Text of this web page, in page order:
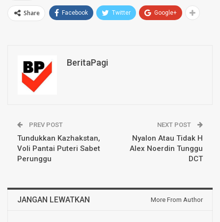
Share Facebook Twitter Google+
BeritaPagi
PREV POST
Tundukkan Kazhakstan,
Voli Pantai Puteri Sabet
Perunggu
NEXT POST
Nyalon Atau Tidak H
Alex Noerdin Tunggu
DCT
JANGAN LEWATKAN More From Author